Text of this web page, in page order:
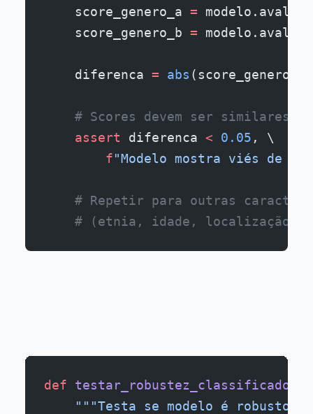
    score_genero_a
=
    score_genero_b
=
    diferenca
= abs (score_genero_a
# Scores devem ser similares
    assert
diferenca < 0.05 , \
        f
"Modelo mostra viés de
# Repetir para outras
# (etnia, idade, localização,
def
"""Testa se modelo é robusto